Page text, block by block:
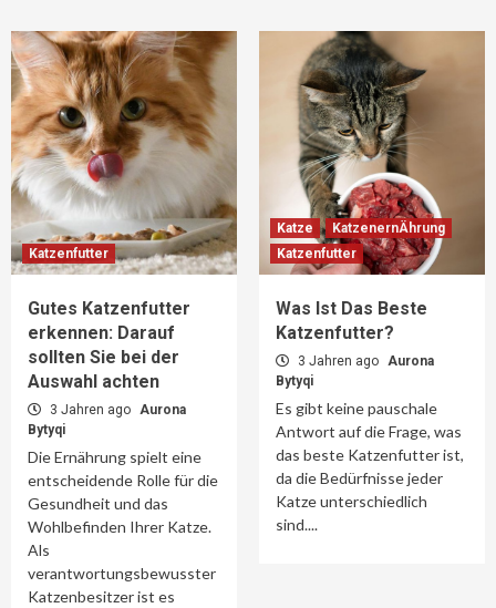
Katzenfutter
Gutes Katzenfutter
erkennen: Darauf
sollten Sie bei der
Auswahl achten
3 Jahren ago Aurona
Bytyqi
Die Ernährung spielt eine
entscheidende Rolle für die
Gesundheit und das
Wohlbefinden Ihrer Katze.
Als
verantwortungsbewusster
Katzenbesitzer ist es
Katze
KatzenernÄhrung
Katzenfutter
Was Ist Das Beste
Katzenfutter?
3 Jahren ago Aurona
Bytyqi
Es gibt keine pauschale
Antwort auf die Frage, was
das beste Katzenfutter ist,
da die Bedürfnisse jeder
Katze unterschiedlich
sind....